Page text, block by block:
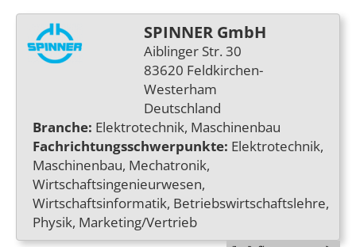
SPINNER GmbH
Aiblinger Str. 30
83620 Feldkirchen-
Westerham
Deutschland
Branche: Elektrotechnik, Maschinenbau
Fachrichtungsschwerpunkte: Elektrotechnik,
Maschinenbau, Mechatronik,
Wirtschaftsingenieurwesen,
Wirtschaftsinformatik, Betriebswirtschaftslehre,
Physik, Marketing/Vertrieb